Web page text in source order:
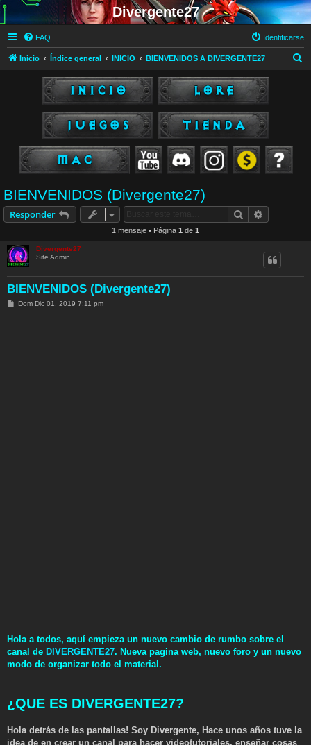
Divergente27
FAQ Identificarse
Inicio Índice general INICIO BIENVENIDOS A DIVERGENTE27
BIENVENIDOS (Divergente27)
Responder Buscar
1 mensaje • Página 1 de 1
Divergente27
Site Admin
BIENVENIDOS (Divergente27)
MDom Dic 01, 2019 7:11 pm
Hola a todos, aquí empieza un nuevo cambio de rumbo sobre el
canal de DIVERGENTE27. Nueva pagina web, nuevo foro y un nuevo
modo de organizar todo el material.
¿QUE ES DIVERGENTE27?
Hola detrás de las pantallas! Soy Divergente, Hace unos años tuve la
idea de en crear un canal para hacer videotutoriales, enseñar cosas